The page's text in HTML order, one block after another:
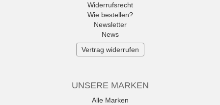
Widerrufsrecht
Wie bestellen?
Newsletter
News
Vertrag widerrufen
UNSERE MARKEN
Alle Marken